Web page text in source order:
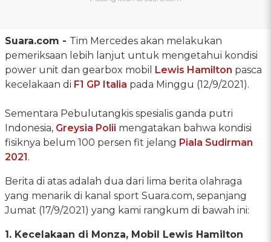
Suara.com - Tim Mercedes akan melakukan
pemeriksaan lebih lanjut untuk mengetahui kondisi
power unit dan gearbox mobil Lewis Hamilton pasca
kecelakaan di F1 GP Italia pada Minggu (12/9/2021).
Sementara Pebulutangkis spesialis ganda putri
Indonesia, Greysia Polii mengatakan bahwa kondisi
fisiknya belum 100 persen fit jelang Piala Sudirman
2021.
Berita di atas adalah dua dari lima berita olahraga
yang menarik di kanal sport Suara.com, sepanjang
Jumat (17/9/2021) yang kami rangkum di bawah ini:
1. Kecelakaan di Monza, Mobil Lewis Hamilton